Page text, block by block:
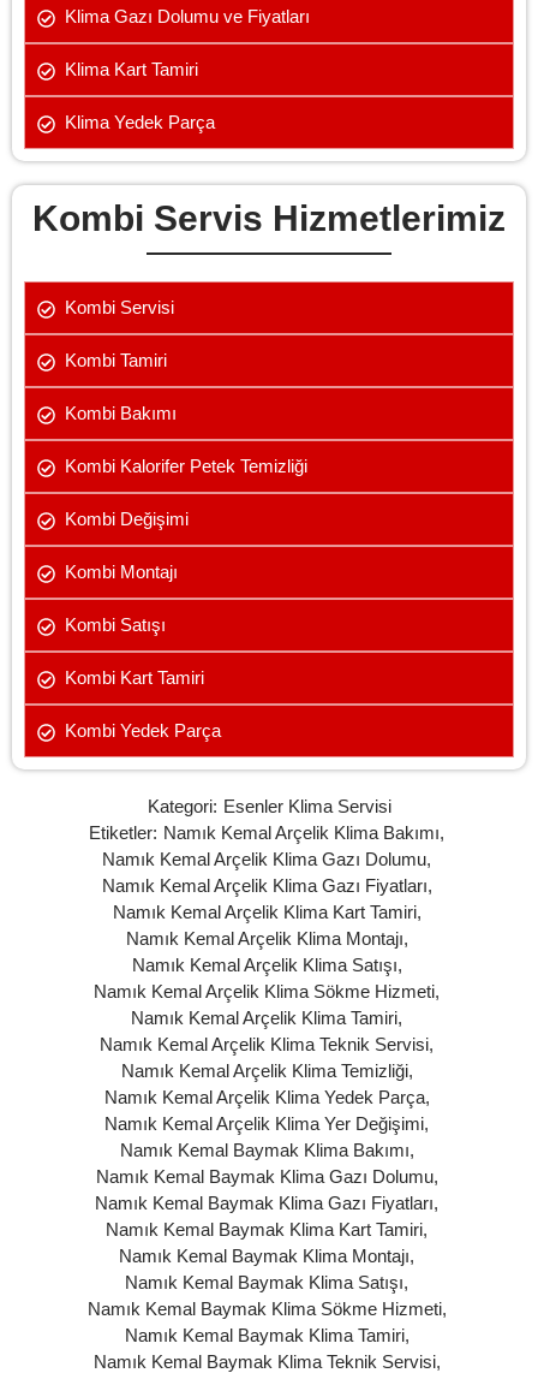
Klima Gazı Dolumu ve Fiyatları
Klima Kart Tamiri
Klima Yedek Parça
Kombi Servis Hizmetlerimiz
Kombi Servisi
Kombi Tamiri
Kombi Bakımı
Kombi Kalorifer Petek Temizliği
Kombi Değişimi
Kombi Montajı
Kombi Satışı
Kombi Kart Tamiri
Kombi Yedek Parça
Kategori: Esenler Klima Servisi
Etiketler: Namık Kemal Arçelik Klima Bakımı,
Namık Kemal Arçelik Klima Gazı Dolumu,
Namık Kemal Arçelik Klima Gazı Fiyatları,
Namık Kemal Arçelik Klima Kart Tamiri,
Namık Kemal Arçelik Klima Montajı,
Namık Kemal Arçelik Klima Satışı,
Namık Kemal Arçelik Klima Sökme Hizmeti,
Namık Kemal Arçelik Klima Tamiri,
Namık Kemal Arçelik Klima Teknik Servisi,
Namık Kemal Arçelik Klima Temizliği,
Namık Kemal Arçelik Klima Yedek Parça,
Namık Kemal Arçelik Klima Yer Değişimi,
Namık Kemal Baymak Klima Bakımı,
Namık Kemal Baymak Klima Gazı Dolumu,
Namık Kemal Baymak Klima Gazı Fiyatları,
Namık Kemal Baymak Klima Kart Tamiri,
Namık Kemal Baymak Klima Montajı,
Namık Kemal Baymak Klima Satışı,
Namık Kemal Baymak Klima Sökme Hizmeti,
Namık Kemal Baymak Klima Tamiri,
Namık Kemal Baymak Klima Teknik Servisi,